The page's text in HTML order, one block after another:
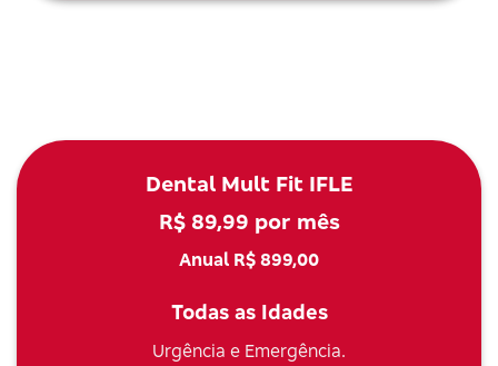
Dental Mult Fit IFLE
R$ 89,99 por mês
Anual R$ 899,00
Todas as Idades
Urgência e Emergência.